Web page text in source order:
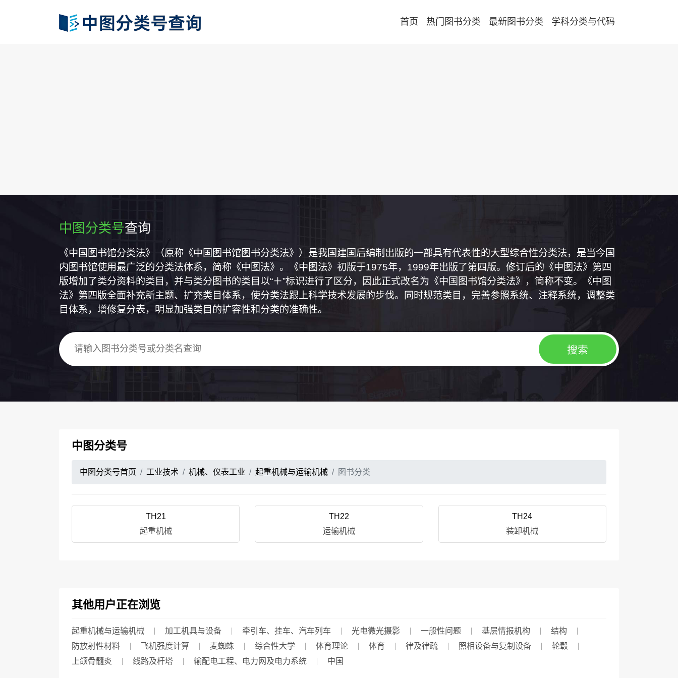
首页 热门图书分类 最新图书分类 学科分类与代码
中图分类号查询
《中国图书馆分类法》（原称《中国图书馆图书分类法》）是我国建国后编制出版的一部具有代表性的大型综合性分类法，是当今国
内图书馆使用最广泛的分类法体系，简称《中图法》。《中图法》初版于1975年，1999年出版了第四版。修订后的《中图法》第四
版增加了类分资料的类目，并与类分图书的类目以“＋”标识进行了区分，因此正式改名为《中国图书馆分类法》，简称不变。《中图
法》第四版全面补充新主题、扩充类目体系，使分类法跟上科学技术发展的步伐。同时规范类目，完善参照系统、注释系统，调整类
目体系，增修复分表，明显加强类目的扩容性和分类的准确性。
中图分类号
中图分类号首页 工业技术 机械、仪表工业 起重机械与运输机械 图书分类
TH21
起重机械
TH22
运输机械
TH24
装卸机械
其他用户正在浏览
起重机械与运输机械 加工机具与设备 牵引车、挂车、汽车列车 光电微光摄影 一般性问题 基层情报机构
结构
防放射性材料
飞机强度计算 麦蜘蛛 综合性大学 体育理论 体育 律及律疏 照相设备与复制设备
轮毂
上颌骨髓炎
线路及杆塔 输配电工程、电力网及电力系统 中国